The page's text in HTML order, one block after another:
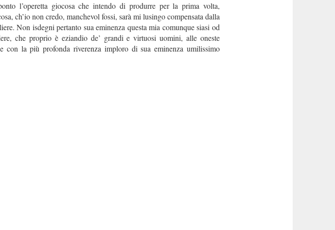
l’operetta giocosa che intendo di produrre per la prima volta,
ch’io non credo, manchevol fossi, sarà mi lusingo compensata dalla
Non isdegni pertanto sua eminenza questa mia comunque siasi od
che proprio è eziandio de’ grandi e virtuosi uomini, alle oneste
con la più profonda riverenza imploro di sua eminenza umilissimo